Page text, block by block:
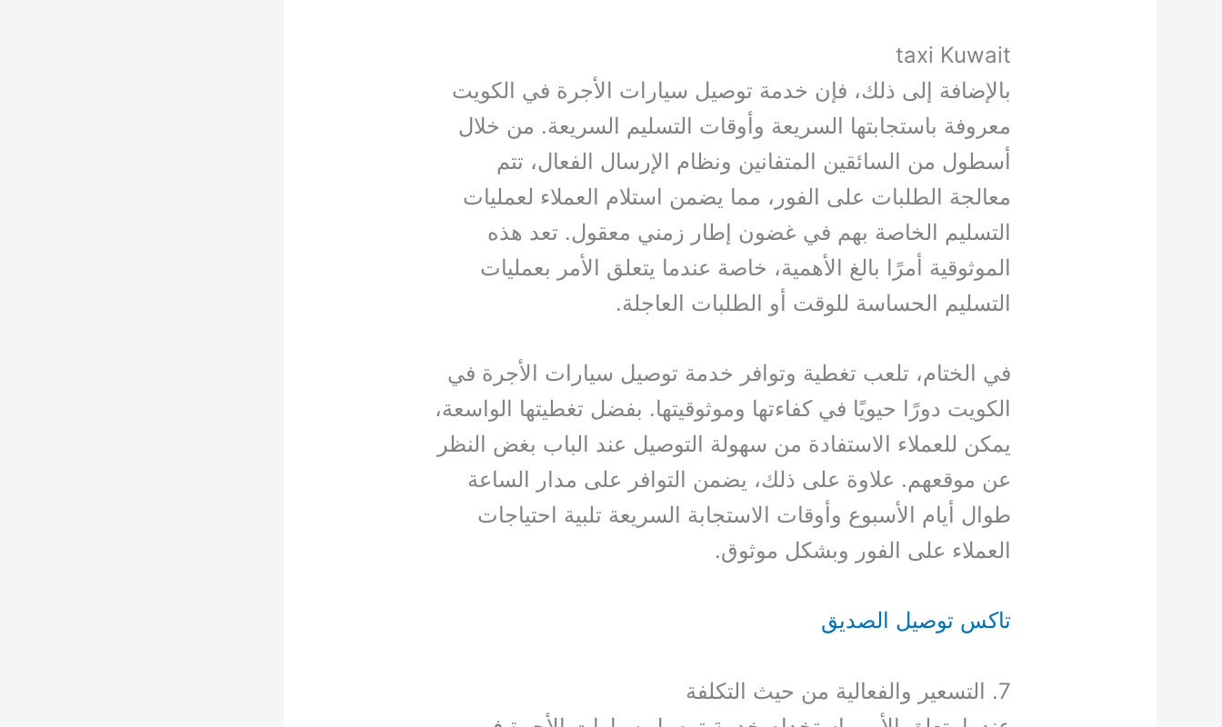
taxi Kuwait
بالإضافة إلى ذلك، فإن خدمة توصيل سيارات الأجرة في الكويت
معروفة باستجابتها السريعة وأوقات التسليم السريعة. من خلال
أسطول من السائقين المتفانين ونظام الإرسال الفعال، تتم
معالجة الطلبات على الفور، مما يضمن استلام العملاء لعمليات
التسليم الخاصة بهم في غضون إطار زمني معقول. تعد هذه
الموثوقية أمرًا بالغ الأهمية، خاصة عندما يتعلق الأمر بعمليات
التسليم الحساسة للوقت أو الطلبات العاجلة.
في الختام، تلعب تغطية وتوافر خدمة توصيل سيارات الأجرة في
الكويت دورًا حيويًا في كفاءتها وموثوقيتها. بفضل تغطيتها الواسعة،
يمكن للعملاء الاستفادة من سهولة التوصيل عند الباب بغض النظر
عن موقعهم. علاوة على ذلك، يضمن التوافر على مدار الساعة
طوال أيام الأسبوع وأوقات الاستجابة السريعة تلبية احتياجات
العملاء على الفور وبشكل موثوق.
تاكس توصيل الصديق
7. التسعير والفعالية من حيث التكلفة